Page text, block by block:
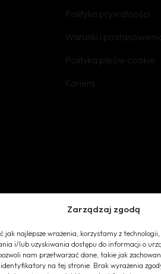
Zarządzaj zgodą
jak najlepsze wrażenia, korzystamy z
i/lub uzyskiwania dostępu do informacji o
nam przetwarzać dane, takie jak
na tej stronie. Brak wyrażenia
(EU)
Social Media
Polityka prywatności
Warunki i
Polityka plików cookie
Kariera
Telefon
+48 602-365-620